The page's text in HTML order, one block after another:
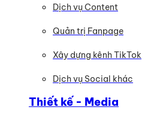
Dịch vụ Content
Quản trị Fanpage
Xây dựng kênh TikTok
Dịch vụ Social khác
Thiết kế - Media